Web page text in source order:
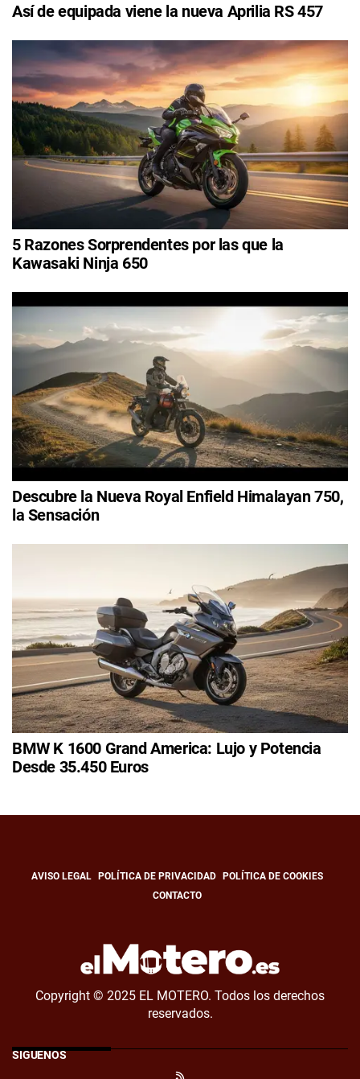
Así de equipada viene la nueva Aprilia RS 457
5 Razones Sorprendentes por las que la
Kawasaki Ninja 650
Descubre la Nueva Royal Enfield Himalayan 750,
la Sensación
BMW K 1600 Grand America: Lujo y Potencia
Desde 35.450 Euros
AVISO LEGAL POLÍTICA DE PRIVACIDAD
POLÍTICA DE COOKIES
CONTACTO
Copyright © 2025 EL MOTERO. Todos los derechos
reservados.
SÍGUENOS